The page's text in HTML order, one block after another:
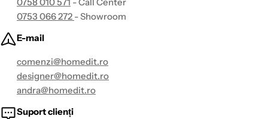
0753 066 272 - Showroom
E-mail
comenzi@homedit.ro
designer@homedit.ro
andra@homedit.ro
Suport clienți